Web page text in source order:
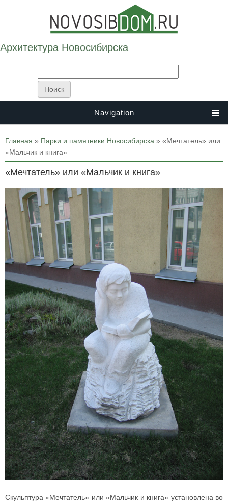
Архитектура Новосибирска
Navigation
Вы здесь
Главная » Парки и памятники Новосибирска » «Мечтатель» или
«Мальчик и книга»
«Мечтатель» или «Мальчик и книга»
Скульптура «Мечтатель» или «Мальчик и книга» установлена во